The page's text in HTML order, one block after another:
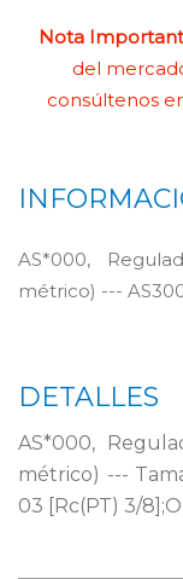
Nota
del
consúltenos
AS*000,
métrico) ---
DETALLES
AS*000,
métrico) ---
03 [Rc(PT) 3/